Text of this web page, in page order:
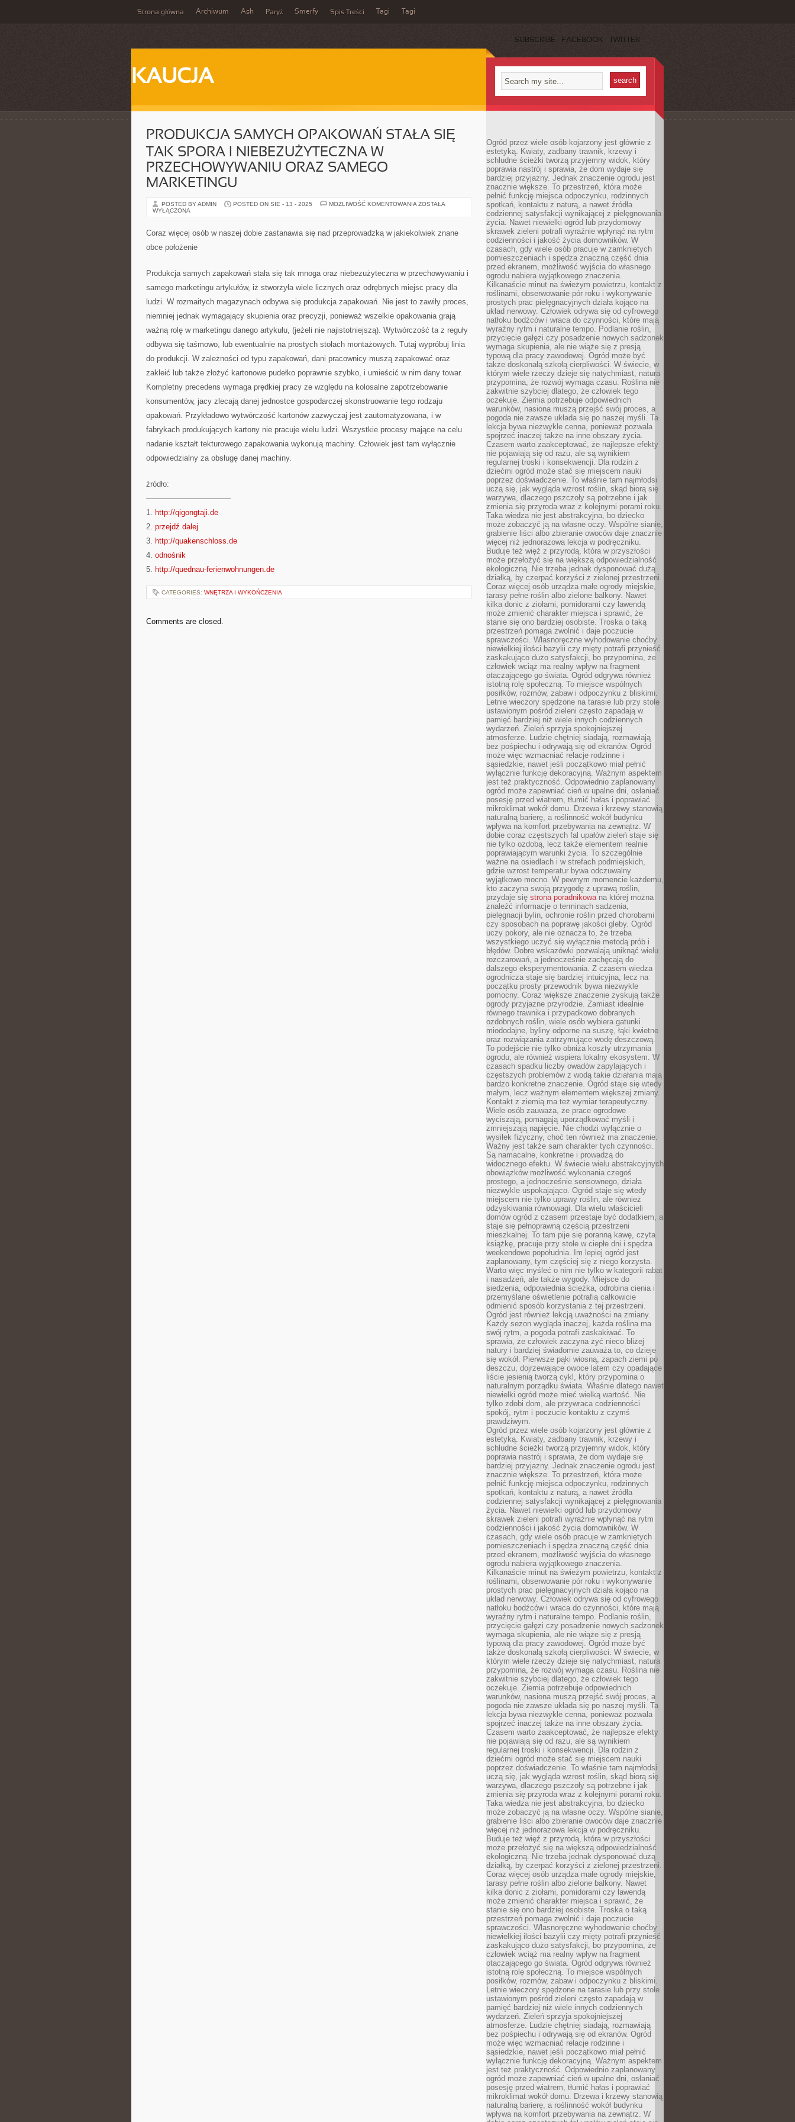
Strona główna Archiwum Ash Paryż Smerfy Spis Treści Tagi Tagi
SUBSCRIBE FACEBOOK TWITTER
KAUCJA
PRODUKCJA SAMYCH OPAKOWAŃ STAŁA SIĘ
TAK SPORA I NIEBEZUŻYTECZNA W
PRZECHOWYWANIU ORAZ SAMEGO
MARKETINGU
POSTED BY ADMIN POSTED ON SIE - 13 - 2025 MOŻLIWOŚĆ KOMENTOWANIA PRODUKCJA
SIĘ
TAK
ORAZ
MARKETINGU
ZOSTAŁA
WYŁĄCZONA
Coraz więcej osób w naszej dobie zastanawia się nad przeprowadzką w jakiekolwiek znane
obce położenie
Produkcja samych zapakowań stała się tak mnoga oraz niebezużyteczna w przechowywaniu i
samego marketingu artykułów, iż stworzyła wiele licznych oraz odrębnych miejsc pracy dla
ludzi. W rozmaitych magazynach odbywa się produkcja zapakowań. Nie jest to zawiły proces,
niemniej jednak wymagający skupienia oraz precyzji, ponieważ wszelkie opakowania grają
ważną rolę w marketingu danego artykułu, (jeżeli nie najistotniejszą). Wytwórczość ta z reguły
odbywa się taśmowo, lub ewentualnie na prostych stołach montażowych. Tutaj wypróbuj linia
do produkcji. W zależności od typu zapakowań, dani pracownicy muszą zapakować oraz
zakleić lub także złożyć kartonowe pudełko poprawnie szybko, i umieścić w nim dany towar.
Kompletny precedens wymaga prędkiej pracy ze względu na kolosalne zapotrzebowanie
konsumentów, jacy zlecają danej jednostce gospodarczej skonstruowanie tego rodzaju
opakowań. Przykładowo wytwórczość kartonów zazwyczaj jest zautomatyzowana, i w
fabrykach produkujących kartony nie pracuje wielu ludzi. Wszystkie procesy mające na celu
nadanie kształt tekturowego zapakowania wykonują machiny. Człowiek jest tam wyłącznie
odpowiedzialny za obsługę danej machiny.
źródło:
———————————
1. http://qigongtaji.de
2. przejdź dalej
3. http://quakenschloss.de
4. odnośnik
5. http://quednau-ferienwohnungen.de
CATEGORIES: WNĘTRZA I WYKOŃCZENIA
Comments are closed.
Ogród przez wiele osób kojarzony jest głównie z
estetyką. Kwiaty, zadbany trawnik, krzewy i
schludne ścieżki tworzą przyjemny widok, który
poprawia nastrój i sprawia, że dom wydaje się
bardziej przyjazny. Jednak znaczenie ogrodu jest
znacznie większe. To przestrzeń, która może
pełnić funkcję miejsca odpoczynku, rodzinnych
spotkań, kontaktu z naturą, a nawet źródła
codziennej satysfakcji wynikającej z pielęgnowania
życia. Nawet niewielki ogród lub przydomowy
skrawek zieleni potrafi wyraźnie wpłynąć na rytm
codzienności i jakość życia domowników. W
czasach, gdy wiele osób pracuje w zamkniętych
pomieszczeniach i spędza znaczną część dnia
przed ekranem, możliwość wyjścia do własnego
ogrodu nabiera wyjątkowego znaczenia.
Kilkanaście minut na świeżym powietrzu, kontakt z
roślinami, obserwowanie pór roku i wykonywanie
prostych prac pielęgnacyjnych działa kojąco na
układ nerwowy. Człowiek odrywa się od cyfrowego
natłoku bodźców i wraca do czynności, które mają
wyraźny rytm i naturalne tempo. Podlanie roślin,
przycięcie gałęzi czy posadzenie nowych sadzonek
wymaga skupienia, ale nie wiąże się z presją
typową dla pracy zawodowej. Ogród może być
także doskonałą szkołą cierpliwości. W świecie, w
którym wiele rzeczy dzieje się natychmiast, natura
przypomina, że rozwój wymaga czasu. Roślina nie
zakwitnie szybciej dlatego, że człowiek tego
oczekuje. Ziemia potrzebuje odpowiednich
warunków, nasiona muszą przejść swój proces, a
pogoda nie zawsze układa się po naszej myśli. Ta
lekcja bywa niezwykle cenna, ponieważ pozwala
spojrzeć inaczej także na inne obszary życia.
Czasem warto zaakceptować, że najlepsze efekty
nie pojawiają się od razu, ale są wynikiem
regularnej troski i konsekwencji. Dla rodzin z
dziećmi ogród może stać się miejscem nauki
poprzez doświadczenie. To właśnie tam najmłodsi
uczą się, jak wygląda wzrost roślin, skąd biorą się
warzywa, dlaczego pszczoły są potrzebne i jak
zmienia się przyroda wraz z kolejnymi porami roku.
Taka wiedza nie jest abstrakcyjna, bo dziecko
może zobaczyć ją na własne oczy. Wspólne sianie,
grabienie liści albo zbieranie owoców daje znacznie
więcej niż jednorazowa lekcja w podręczniku.
Buduje też więź z przyrodą, która w przyszłości
może przełożyć się na większą odpowiedzialność
ekologiczną. Nie trzeba jednak dysponować dużą
działką, by czerpać korzyści z zielonej przestrzeni.
Coraz więcej osób urządza małe ogrody miejskie,
tarasy pełne roślin albo zielone balkony. Nawet
kilka donic z ziołami, pomidorami czy lawendą
może zmienić charakter miejsca i sprawić, że
stanie się ono bardziej osobiste. Troska o taką
przestrzeń pomaga zwolnić i daje poczucie
sprawczości. Własnoręczne wyhodowanie choćby
niewielkiej ilości bazylii czy mięty potrafi przynieść
zaskakująco dużo satysfakcji, bo przypomina, że
człowiek wciąż ma realny wpływ na fragment
otaczającego go świata. Ogród odgrywa również
istotną rolę społeczną. To miejsce wspólnych
posiłków, rozmów, zabaw i odpoczynku z bliskimi.
Letnie wieczory spędzone na tarasie lub przy stole
ustawionym pośród zieleni często zapadają w
pamięć bardziej niż wiele innych codziennych
wydarzeń. Zieleń sprzyja spokojniejszej
atmosferze. Ludzie chętniej siadają, rozmawiają
bez pośpiechu i odrywają się od ekranów. Ogród
może więc wzmacniać relacje rodzinne i
sąsiedzkie, nawet jeśli początkowo miał pełnić
wyłącznie funkcję dekoracyjną. Ważnym aspektem
jest też praktyczność. Odpowiednio zaplanowany
ogród może zapewniać cień w upalne dni, osłaniać
posesję przed wiatrem, tłumić hałas i poprawiać
mikroklimat wokół domu. Drzewa i krzewy stanowią
naturalną barierę, a roślinność wokół budynku
wpływa na komfort przebywania na zewnątrz. W
dobie coraz częstszych fal upałów zieleń staje się
nie tylko ozdobą, lecz także elementem realnie
poprawiającym warunki życia. To szczególnie
ważne na osiedlach i w strefach podmiejskich,
gdzie wzrost temperatur bywa odczuwalny
wyjątkowo mocno. W pewnym momencie każdemu,
kto zaczyna swoją przygodę z uprawą roślin,
przydaje się strona poradnikowana której można
znaleźć informacje o terminach sadzenia,
pielęgnacji bylin, ochronie roślin przed chorobami
czy sposobach na poprawę jakości gleby. Ogród
uczy pokory, ale nie oznacza to, że trzeba
wszystkiego uczyć się wyłącznie metodą prób i
błędów. Dobre wskazówki pozwalają uniknąć wielu
rozczarowań, a jednocześnie zachęcają do
dalszego eksperymentowania. Z czasem wiedza
ogrodnicza staje się bardziej intuicyjna, lecz na
początku prosty przewodnik bywa niezwykle
pomocny. Coraz większe znaczenie zyskują także
ogrody przyjazne przyrodzie. Zamiast idealnie
równego trawnika i przypadkowo dobranych
ozdobnych roślin, wiele osób wybiera gatunki
miododajne, byliny odporne na suszę, łąki kwietne
oraz rozwiązania zatrzymujące wodę deszczową.
To podejście nie tylko obniża koszty utrzymania
ogrodu, ale również wspiera lokalny ekosystem. W
czasach spadku liczby owadów zapylających i
częstszych problemów z wodą takie działania mają
bardzo konkretne znaczenie. Ogród staje się wtedy
małym, lecz ważnym elementem większej zmiany.
Kontakt z ziemią ma też wymiar terapeutyczny.
Wiele osób zauważa, że prace ogrodowe
wyciszają, pomagają uporządkować myśli i
zmniejszają napięcie. Nie chodzi wyłącznie o
wysiłek fizyczny, choć ten również ma znaczenie.
Ważny jest także sam charakter tych czynności.
Są namacalne, konkretne i prowadzą do
widocznego efektu. W świecie wielu abstrakcyjnych
obowiązków możliwość wykonania czegoś
prostego, a jednocześnie sensownego, działa
niezwykle uspokajająco. Ogród staje się wtedy
miejscem nie tylko uprawy roślin, ale również
odzyskiwania równowagi. Dla wielu właścicieli
domów ogród z czasem przestaje być dodatkiem, a
staje się pełnoprawną częścią przestrzeni
mieszkalnej. To tam pije się poranną kawę, czyta
książkę, pracuje przy stole w ciepłe dni i spędza
weekendowe popołudnia. Im lepiej ogród jest
zaplanowany, tym częściej się z niego korzysta.
Warto więc myśleć o nim nie tylko w kategorii rabat
i nasadzeń, ale także wygody. Miejsce do
siedzenia, odpowiednia ścieżka, odrobina cienia i
przemyślane oświetlenie potrafią całkowicie
odmienić sposób korzystania z tej przestrzeni.
Ogród jest również lekcją uważności na zmiany.
Każdy sezon wygląda inaczej, każda roślina ma
swój rytm, a pogoda potrafi zaskakiwać. To
sprawia, że człowiek zaczyna żyć nieco bliżej
natury i bardziej świadomie zauważa to, co dzieje
się wokół. Pierwsze pąki wiosną, zapach ziemi po
deszczu, dojrzewające owoce latem czy opadające
liście jesienią tworzą cykl, który przypomina o
naturalnym porządku świata. Właśnie dlatego nawet
niewielki ogród może mieć wielką wartość. Nie
tylko zdobi dom, ale przywraca codzienności
spokój, rytm i poczucie kontaktu z czymś
prawdziwym.
Ogród przez wiele osób kojarzony jest głównie z
estetyką. Kwiaty, zadbany trawnik, krzewy i
schludne ścieżki tworzą przyjemny widok, który
poprawia nastrój i sprawia, że dom wydaje się
bardziej przyjazny. Jednak znaczenie ogrodu jest
znacznie większe. To przestrzeń, która może
pełnić funkcję miejsca odpoczynku, rodzinnych
spotkań, kontaktu z naturą, a nawet źródła
codziennej satysfakcji wynikającej z pielęgnowania
życia. Nawet niewielki ogród lub przydomowy
skrawek zieleni potrafi wyraźnie wpłynąć na rytm
codzienności i jakość życia domowników. W
czasach, gdy wiele osób pracuje w zamkniętych
pomieszczeniach i spędza znaczną część dnia
przed ekranem, możliwość wyjścia do własnego
ogrodu nabiera wyjątkowego znaczenia.
Kilkanaście minut na świeżym powietrzu, kontakt z
roślinami, obserwowanie pór roku i wykonywanie
prostych prac pielęgnacyjnych działa kojąco na
układ nerwowy. Człowiek odrywa się od cyfrowego
natłoku bodźców i wraca do czynności, które mają
wyraźny rytm i naturalne tempo. Podlanie roślin,
przycięcie gałęzi czy posadzenie nowych sadzonek
wymaga skupienia, ale nie wiąże się z presją
typową dla pracy zawodowej. Ogród może być
także doskonałą szkołą cierpliwości. W świecie, w
którym wiele rzeczy dzieje się natychmiast, natura
przypomina, że rozwój wymaga czasu. Roślina nie
zakwitnie szybciej dlatego, że człowiek tego
oczekuje. Ziemia potrzebuje odpowiednich
warunków, nasiona muszą przejść swój proces, a
pogoda nie zawsze układa się po naszej myśli. Ta
lekcja bywa niezwykle cenna, ponieważ pozwala
spojrzeć inaczej także na inne obszary życia.
Czasem warto zaakceptować, że najlepsze efekty
nie pojawiają się od razu, ale są wynikiem
regularnej troski i konsekwencji. Dla rodzin z
dziećmi ogród może stać się miejscem nauki
poprzez doświadczenie. To właśnie tam najmłodsi
uczą się, jak wygląda wzrost roślin, skąd biorą się
warzywa, dlaczego pszczoły są potrzebne i jak
zmienia się przyroda wraz z kolejnymi porami roku.
Taka wiedza nie jest abstrakcyjna, bo dziecko
może zobaczyć ją na własne oczy. Wspólne sianie,
grabienie liści albo zbieranie owoców daje znacznie
więcej niż jednorazowa lekcja w podręczniku.
Buduje też więź z przyrodą, która w przyszłości
może przełożyć się na większą odpowiedzialność
ekologiczną. Nie trzeba jednak dysponować dużą
działką, by czerpać korzyści z zielonej przestrzeni.
Coraz więcej osób urządza małe ogrody miejskie,
tarasy pełne roślin albo zielone balkony. Nawet
kilka donic z ziołami, pomidorami czy lawendą
może zmienić charakter miejsca i sprawić, że
stanie się ono bardziej osobiste. Troska o taką
przestrzeń pomaga zwolnić i daje poczucie
sprawczości. Własnoręczne wyhodowanie choćby
niewielkiej ilości bazylii czy mięty potrafi przynieść
zaskakująco dużo satysfakcji, bo przypomina, że
człowiek wciąż ma realny wpływ na fragment
otaczającego go świata. Ogród odgrywa również
istotną rolę społeczną. To miejsce wspólnych
posiłków, rozmów, zabaw i odpoczynku z bliskimi.
Letnie wieczory spędzone na tarasie lub przy stole
ustawionym pośród zieleni często zapadają w
pamięć bardziej niż wiele innych codziennych
wydarzeń. Zieleń sprzyja spokojniejszej
atmosferze. Ludzie chętniej siadają, rozmawiają
bez pośpiechu i odrywają się od ekranów. Ogród
może więc wzmacniać relacje rodzinne i
sąsiedzkie, nawet jeśli początkowo miał pełnić
wyłącznie funkcję dekoracyjną. Ważnym aspektem
jest też praktyczność. Odpowiednio zaplanowany
ogród może zapewniać cień w upalne dni, osłaniać
posesję przed wiatrem, tłumić hałas i poprawiać
mikroklimat wokół domu. Drzewa i krzewy stanowią
naturalną barierę, a roślinność wokół budynku
wpływa na komfort przebywania na zewnątrz. W